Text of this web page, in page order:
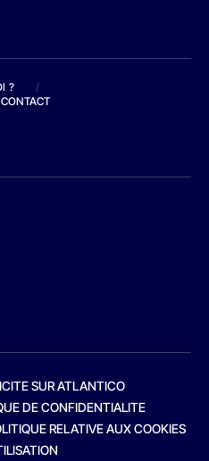
?
/
CONTACT
SUR ATLANTICO
DE CONFIDENTIALITE
RELATIVE AUX COOKIES